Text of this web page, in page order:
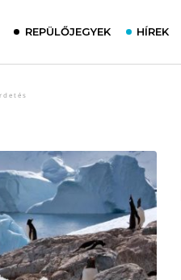
REPÜLŐJEGYEK HÍREK